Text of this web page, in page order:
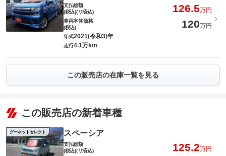
支払総額
(税込)(リ済込)
126.5万円
車両本体価格
(税込)
120万円
年式2021(令和3)年
走行4.1万km
この販売店の在庫一覧を見る
この販売店の新着車種
グーネットセレクト スペーシア
支払総額
(税込)(リ済込)
125.2万円